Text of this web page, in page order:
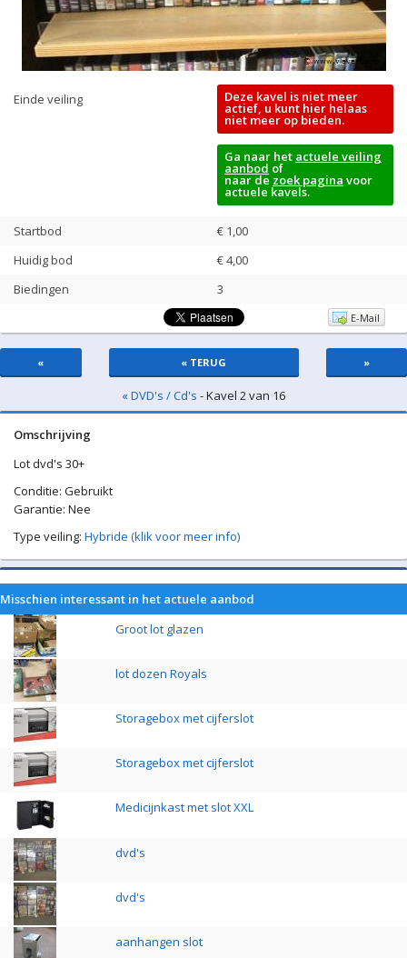
Einde veiling Deze kavel is niet meer
actief, u kunt hier helaas
niet meer op bieden.
Ga naar het actuele veiling
aanbod of
naar de zoek pagina voor
actuele kavels.
Startbod
€ 1,00
Huidig bod
€4,00
Biedingen
3
E-Mail
« « TERUG »
« DVD's / Cd's - Kavel 2 van 16
Omschrijving
Lot dvd's 30+
Conditie: Gebruikt
Garantie: Nee
Type veiling: Hybride (klik voor meer info)
Misschien interessant in het actuele aanbod
Groot lot glazen
lot dozen Royals
Storagebox met cijferslot
Storagebox met cijferslot
Medicijnkast met slot XXL
dvd's
dvd's
aanhangen slot